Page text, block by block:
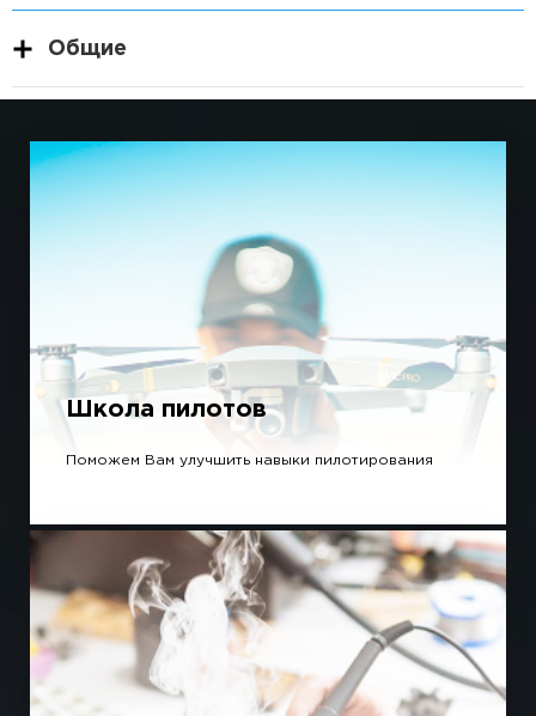
Общие
Школа пилотов
Поможем Вам улучшить навыки пилотирования